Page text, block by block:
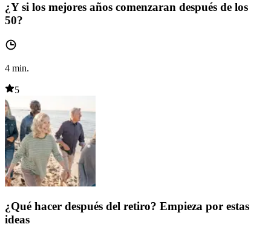
¿Y si los mejores años comenzaran después de los
50?
4 min.
5
¿Qué hacer después del retiro? Empieza por estas
ideas